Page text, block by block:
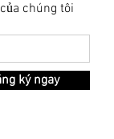
chúng tôi
ký ngay